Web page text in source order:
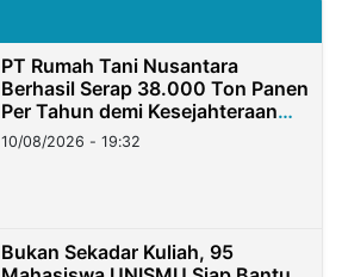
PT Rumah Tani Nusantara
Berhasil Serap 38.000 Ton Panen
Per Tahun demi Kesejahteraan
Petani
10/08/2026 - 19:32
Bukan Sekadar Kuliah, 95